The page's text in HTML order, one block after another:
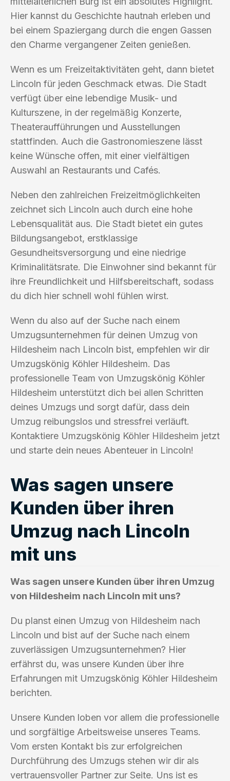
Hier kannst du Geschichte hautnah erleben und
bei einem Spaziergang durch die engen Gassen
den Charme vergangener Zeiten genießen.
Wenn es um Freizeitaktivitäten geht, dann bietet
Lincoln für jeden Geschmack etwas. Die Stadt
verfügt über eine lebendige Musik- und
Kulturszene, in der regelmäßig Konzerte,
Theateraufführungen und Ausstellungen
stattfinden. Auch die Gastronomieszene lässt
keine Wünsche offen, mit einer vielfältigen
Auswahl an Restaurants und Cafés.
Neben den zahlreichen Freizeitmöglichkeiten
zeichnet sich Lincoln auch durch eine hohe
Lebensqualität aus. Die Stadt bietet ein gutes
Bildungsangebot, erstklassige
Gesundheitsversorgung und eine niedrige
Kriminalitätsrate. Die Einwohner sind bekannt für
ihre Freundlichkeit und Hilfsbereitschaft, sodass
du dich hier schnell wohl fühlen wirst.
Wenn du also auf der Suche nach einem
Umzugsunternehmen für deinen Umzug von
Hildesheim nach Lincoln bist, empfehlen wir dir
Umzugskönig Köhler Hildesheim. Das
professionelle Team von Umzugskönig Köhler
Hildesheim unterstützt dich bei allen Schritten
deines Umzugs und sorgt dafür, dass dein
Umzug reibungslos und stressfrei verläuft.
Kontaktiere Umzugskönig Köhler Hildesheim jetzt
und starte dein neues Abenteuer in Lincoln!
Was sagen unsere
Kunden über ihren
Umzug nach Lincoln
mit uns
Was sagen unsere Kunden über ihren Umzug
von Hildesheim nach Lincoln mit uns?
Du planst einen Umzug von Hildesheim nach
Lincoln und bist auf der Suche nach einem
zuverlässigen Umzugsunternehmen? Hier
erfährst du, was unsere Kunden über ihre
Erfahrungen mit Umzugskönig Köhler Hildesheim
berichten.
Unsere Kunden loben vor allem die professionelle
und sorgfältige Arbeitsweise unseres Teams.
Vom ersten Kontakt bis zur erfolgreichen
Durchführung des Umzugs stehen wir dir als
vertrauensvoller Partner zur Seite. Uns ist es